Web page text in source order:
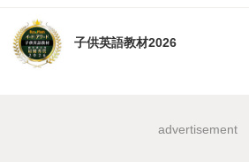
子供英語教材2026
advertisement